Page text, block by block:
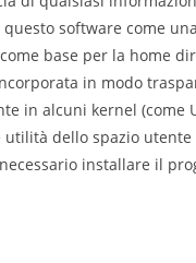
software come
base per la home
in modo
in alcuni kernel
utilità dello spazio
installare il